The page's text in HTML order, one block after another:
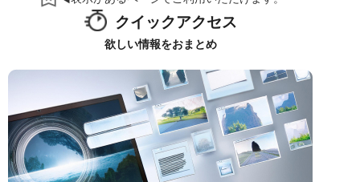
クイックアクセス
欲しい情報をおまとめ